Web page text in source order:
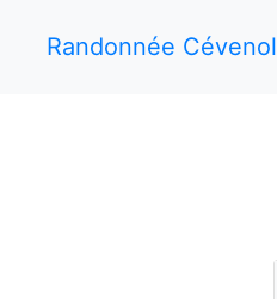
Randonnée